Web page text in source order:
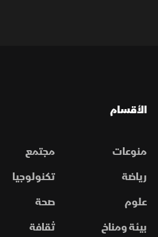
الأقسام
منوعات
مجتمع
رياضة
تكنولوجيا
علوم
صحة
بيئة ومناخ
ثقافة